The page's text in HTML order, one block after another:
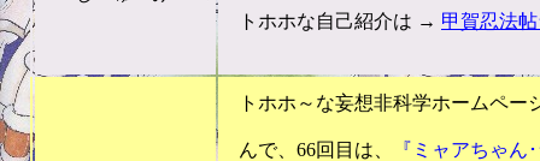
トホホな自己紹介は → 甲賀忍法
トホホ～な妄想非科学ホームペー
んで、66回目は、 『ミャアちゃ